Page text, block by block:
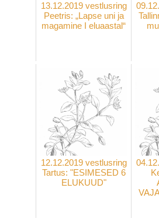
13.12.2019 vestlusring
Peetris: „Lapse uni ja
magamine I eluaastal“
12.12.2019 vestlusring
Tartus: "ESIMESED 6
ELUKUUD"